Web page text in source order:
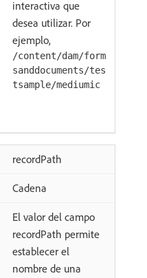
interactiva que
desea utilizar. Por
ejemplo,
/content/dam/form
sanddocuments/tes
tsample/mediumic
recordPath
Cadena
El valor del campo
recordPath permite
establecer el
nombre de una